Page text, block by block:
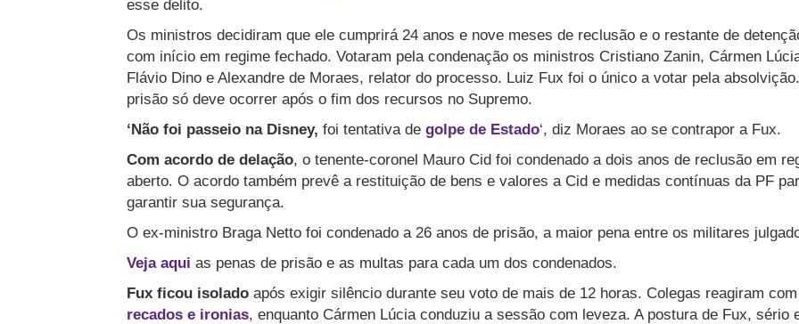
esse delito.
Os ministros decidiram que ele cumprirá 24 anos e nove meses de reclusão e o restante de
com início em regime fechado. Votaram pela condenação os ministros Cristiano Zanin, Cármen
Flávio Dino e Alexandre de Moraes, relator do processo. Luiz Fux foi o único a votar pela
prisão só deve ocorrer após o fim dos recursos no Supremo.
‘Não foi passeio na Disney, foi tentativa de golpe de Estado‘, diz Moraes ao se contrapor a Fux.
Com acordo de delação, o tenente-coronel Mauro Cid foi condenado a dois anos de reclusão em
aberto. O acordo também prevê a restituição de bens e valores a Cid e medidas contínuas da PF
garantir sua segurança.
O ex-ministro Braga Netto foi condenado a 26 anos de prisão, a maior pena entre os militares
Veja aqui as penas de prisão e as multas para cada um dos condenados.
Fux ficou isolado após exigir silêncio durante seu voto de mais de 12 horas. Colegas reagiram com
recados e ironias, enquanto Cármen Lúcia conduziu a sessão com leveza. A postura de Fux, sério